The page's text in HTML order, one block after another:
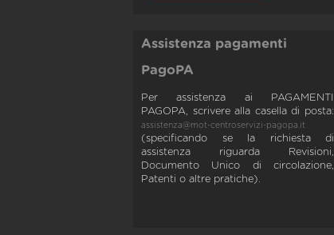
Assistenza pagamenti
PagoPA
Per assistenza ai PAGAMENTI
PAGOPA, scrivere alla casella di posta:
assistenza@mot-centroservizi-pagopa.it
(specificando se la richiesta di
assistenza riguarda Revisioni,
Documento Unico di circolazione,
Patenti o altre pratiche).